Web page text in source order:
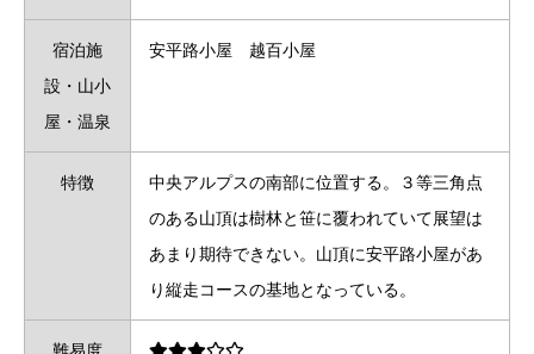
宿泊施
設・山小
屋・温泉
安平路小屋 越百小屋
特徴
中央アルプスの南部に位置する。３等三角点
のある山頂は樹林と笹に覆われていて展望は
あまり期待できない。山頂に安平路小屋があ
り縦走コースの基地となっている。
難易度